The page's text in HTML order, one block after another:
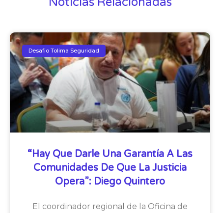
Desafio Tolima Seguridad
“Hay Que Darle Una Garantía A Las
Comunidades De Que La Justicia
Opera”: Diego Quintero
El coordinador regional de la Oficina de